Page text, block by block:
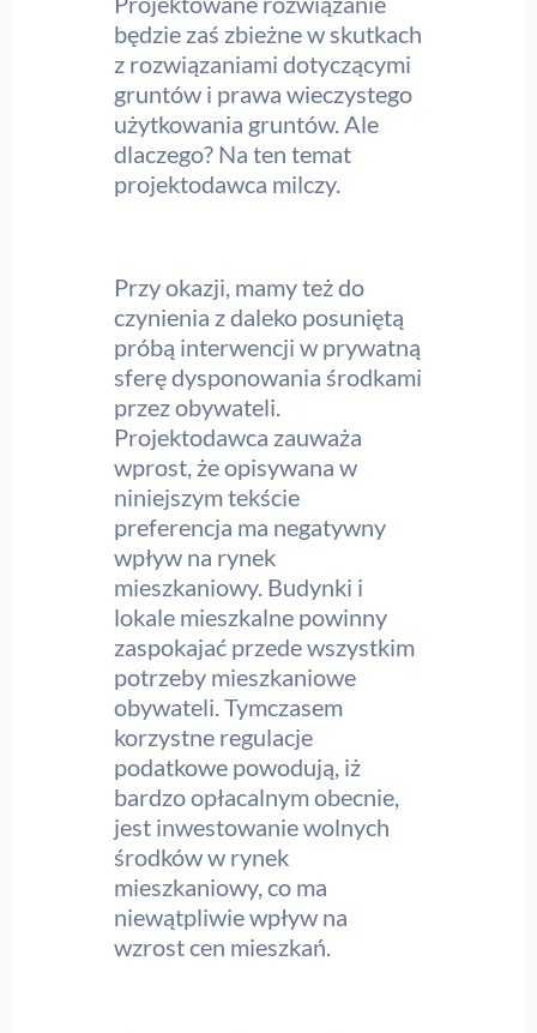
będzie zaś zbieżne w skutkach
z rozwiązaniami dotyczącymi
gruntów i prawa wieczystego
użytkowania gruntów. Ale
dlaczego? Na ten temat
projektodawca milczy.
Przy okazji, mamy też do
czynienia z daleko posuniętą
próbą interwencji w prywatną
sferę dysponowania środkami
przez obywateli.
Projektodawca zauważa
wprost, że opisywana w
niniejszym tekście
preferencja ma negatywny
wpływ na rynek
mieszkaniowy. Budynki i
lokale mieszkalne powinny
zaspokajać przede wszystkim
potrzeby mieszkaniowe
obywateli. Tymczasem
korzystne regulacje
podatkowe powodują, iż
bardzo opłacalnym obecnie,
jest inwestowanie wolnych
środków w rynek
mieszkaniowy, co ma
niewątpliwie wpływ na
wzrost cen mieszkań.